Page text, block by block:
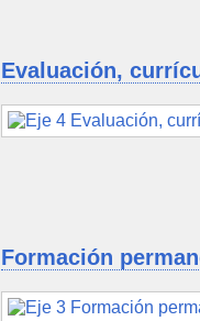
Evaluación,
Formación